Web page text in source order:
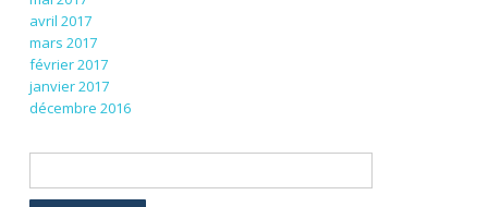
avril 2017
mars 2017
février 2017
janvier 2017
décembre 2016